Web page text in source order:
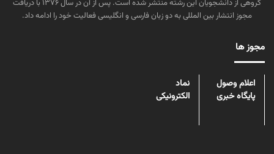
گروهی از دانشجویان این رشته منتشر شده است. پس از آن در سال ۱۳۷۶ با دریافت
مجوز انتشار بین المللی به دو زبان فارسی و انگلیسی فعالیت خود را ادامه داد.
مجوز ها
اعلام وصول
پایگاه خبری
نماد
الکترونیکی